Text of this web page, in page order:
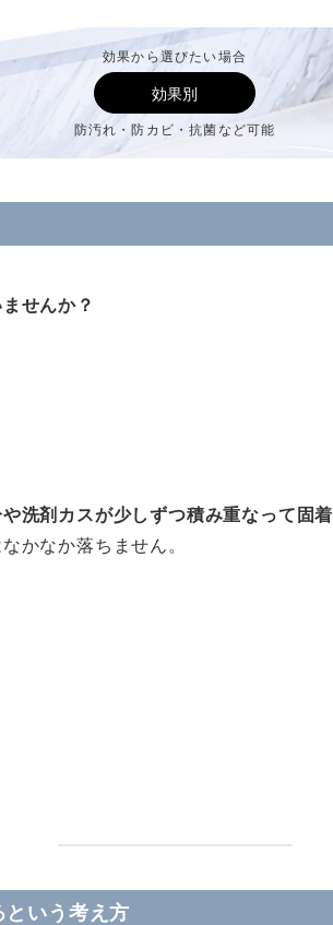
効果から選びたい場合
効果別
防汚れ・防カビ・抗菌など可能
せんか？
洗剤カスが少しずつ積み重なって固着
かなか落ちません。
いう考え方